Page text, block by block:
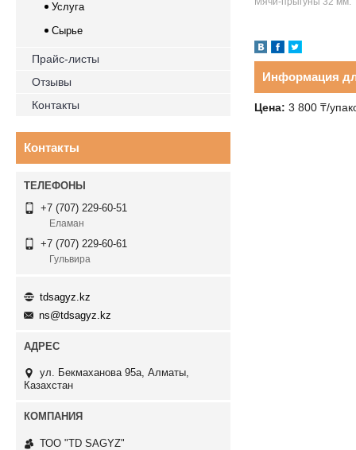
Информация
Цена: 3 800 ₸/
Услуга
Сырье
Прайс-листы
Отзывы
Контакты
Контакты
+7 (707) 229-60-51
Еламан
+7 (707) 229-60-61
Гульвира
tdsagyz.kz
ns@tdsagyz.kz
ул. Бекмаханова 95а, Алматы,
Казахстан
ТОО "TD SAGYZ"